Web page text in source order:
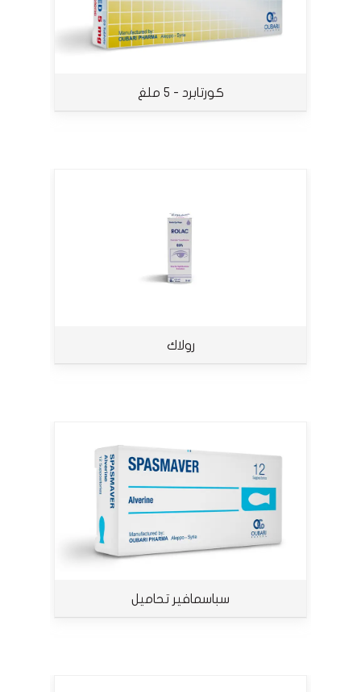
كورتابرد - 5 ملغ
رولاك
سباسمافير تحاميل